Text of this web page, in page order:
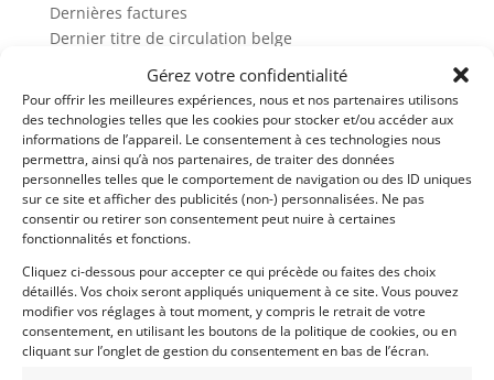
Gérez votre confidentialité
Pour offrir les meilleures expériences, nous et nos partenaires utilisons
des technologies telles que les cookies pour stocker et/ou accéder aux
informations de l’appareil. Le consentement à ces technologies nous
permettra, ainsi qu’à nos partenaires, de traiter des données
personnelles telles que le comportement de navigation ou des ID uniques
sur ce site et afficher des publicités (non-) personnalisées. Ne pas
consentir ou retirer son consentement peut nuire à certaines
fonctionnalités et fonctions.
Cliquez ci-dessous pour accepter ce qui précède ou faites des choix
détaillés. Vos choix seront appliqués uniquement à ce site. Vous pouvez
modifier vos réglages à tout moment, y compris le retrait de votre
consentement, en utilisant les boutons de la politique de cookies, ou en
cliquant sur l’onglet de gestion du consentement en bas de l’écran.
Dernières factures
Dernier titre de circulation belge
Rapport Histovec
Carnet d’entretien
Manuels et livrets d’origine
Véhicule visible dans notre showroom de 1000m2
situé aux portes de Lyon.
Descriptif complet & photos de détails à retrouver
Financement possible.
Demandez une expertise de ce modèle